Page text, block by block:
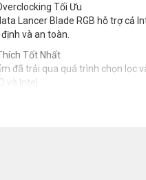
Tối Ưu
Lancer Blade RGB hỗ trợ cả
và an toàn.
Tốt Nhất
đã trải qua quá trình chọn lọc
và Intel.